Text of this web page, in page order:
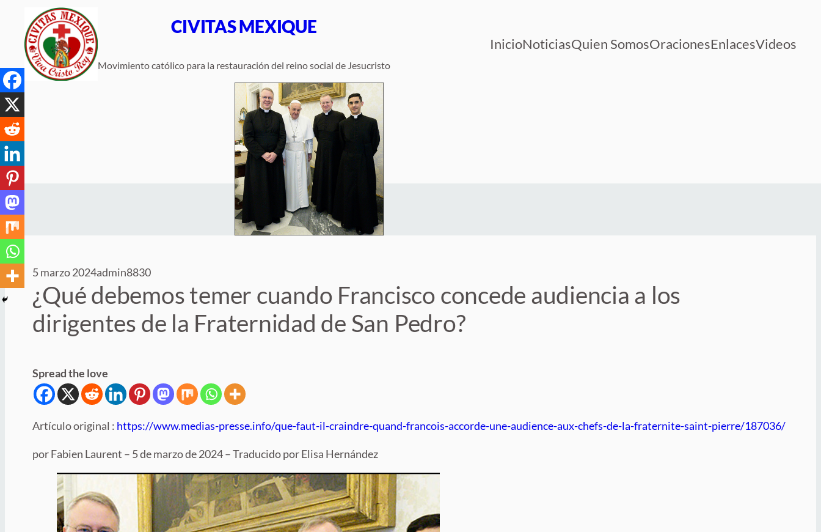
contenido
CIVITAS MEXIQUE
Movimiento católico para la restauración del reino social de Jesucristo
InicioNoticiasQuien SomosOracionesEnlacesVideos
5 marzo 2024admin8830
¿Qué debemos temer cuando Francisco concede audiencia a los
dirigentes de la Fraternidad de San Pedro?
Spread the love
Artículo original : https://www.medias-presse.info/que-faut-il-craindre-quand-francois-accorde-une-audience-aux-chefs-de-la-fraternite-saint-pierre/187036/
por Fabien Laurent – 5 de marzo de 2024 – Traducido por Elisa Hernández